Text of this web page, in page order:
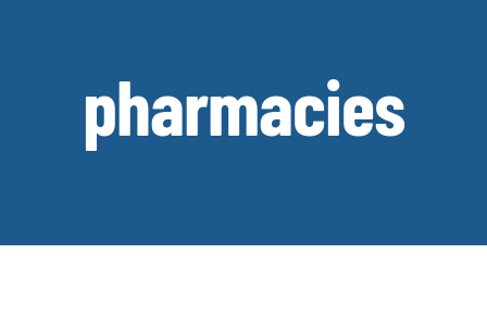
pharmacies